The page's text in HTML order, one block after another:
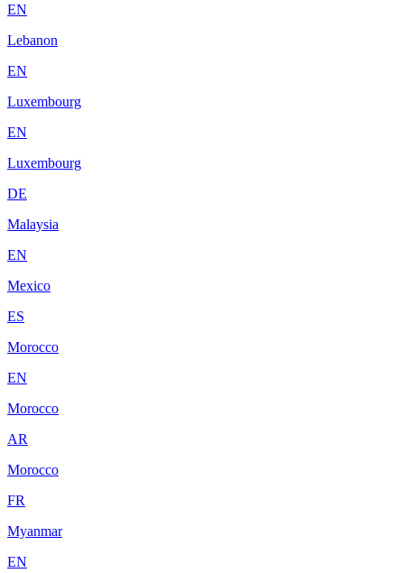
EN
Lebanon
EN
Luxembourg
EN
Luxembourg
DE
Malaysia
EN
Mexico
ES
Morocco
EN
Morocco
AR
Morocco
FR
Myanmar
EN